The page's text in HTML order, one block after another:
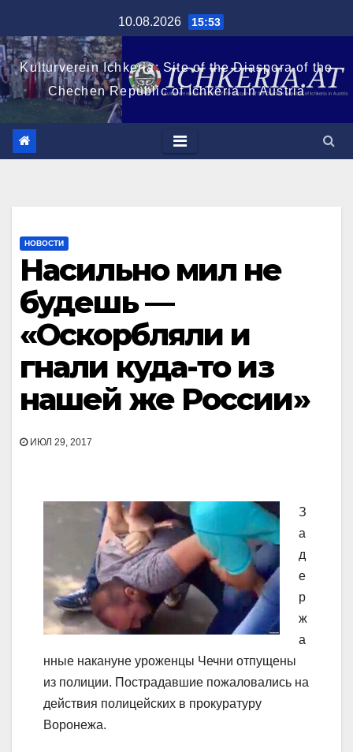
к
содержимому
10.08.2026 15:53
Kulturverein Ichkeria: Site of the Diaspora of the
Chechen Republic of Ichkeria in Austria
НОВОСТИ
Насильно мил не
будешь —
«Оскорбляли и
гнали куда-то из
нашей же России»
ИЮЛ 29, 2017
З
а
д
е
р
ж
а
нные накануне уроженцы Чечни отпущены
из полиции. Пострадавшие пожаловались на
действия полицейских в прокуратуру
Воронежа.